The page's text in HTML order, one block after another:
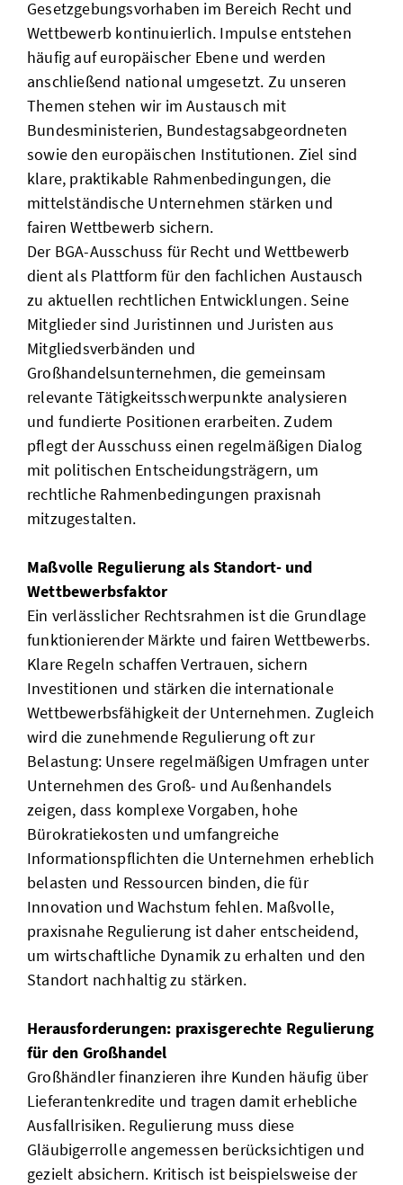
Gesetzgebungsvorhaben im Bereich Recht und
Wettbewerb kontinuierlich. Impulse entstehen
häufig auf europäischer Ebene und werden
anschließend national umgesetzt. Zu unseren
Themen stehen wir im Austausch mit
Bundesministerien, Bundestagsabgeordneten
sowie den europäischen Institutionen. Ziel sind
klare, praktikable Rahmenbedingungen, die
mittelständische Unternehmen stärken und
fairen Wettbewerb sichern.
Der BGA-Ausschuss für Recht und Wettbewerb
dient als Plattform für den fachlichen Austausch
zu aktuellen rechtlichen Entwicklungen. Seine
Mitglieder sind Juristinnen und Juristen aus
Mitgliedsverbänden und
Großhandelsunternehmen, die gemeinsam
relevante Tätigkeitsschwerpunkte analysieren
und fundierte Positionen erarbeiten. Zudem
pflegt der Ausschuss einen regelmäßigen Dialog
mit politischen Entscheidungsträgern, um
rechtliche Rahmenbedingungen praxisnah
mitzugestalten.
Maßvolle Regulierung als Standort- und
Wettbewerbsfaktor
Ein verlässlicher Rechtsrahmen ist die Grundlage
funktionierender Märkte und fairen Wettbewerbs.
Klare Regeln schaffen Vertrauen, sichern
Investitionen und stärken die internationale
Wettbewerbsfähigkeit der Unternehmen. Zugleich
wird die zunehmende Regulierung oft zur
Belastung: Unsere regelmäßigen Umfragen unter
Unternehmen des Groß- und Außenhandels
zeigen, dass komplexe Vorgaben, hohe
Bürokratiekosten und umfangreiche
Informationspflichten die Unternehmen erheblich
belasten und Ressourcen binden, die für
Innovation und Wachstum fehlen. Maßvolle,
praxisnahe Regulierung ist daher entscheidend,
um wirtschaftliche Dynamik zu erhalten und den
Standort nachhaltig zu stärken.
Herausforderungen: praxisgerechte Regulierung
für den Großhandel
Großhändler finanzieren ihre Kunden häufig über
Lieferantenkredite und tragen damit erhebliche
Ausfallrisiken. Regulierung muss diese
Gläubigerrolle angemessen berücksichtigen und
gezielt absichern. Kritisch ist beispielsweise der